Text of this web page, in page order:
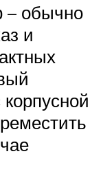
– обычно
и